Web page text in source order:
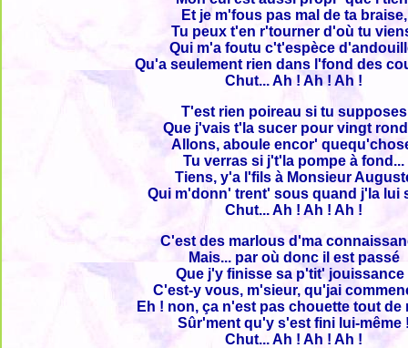
Et je m'fous pas mal de ta braise,
Tu peux t'en r'tourner d'où tu
Qui m'a foutu c't'espèce
Qu'a seulement rien dans l'fond des
Chut... Ah ! Ah ! Ah !
T'est rien poireau si tu supposes
Que j'vais t'la sucer pour vingt
Allons, aboule encor'
Tu verras si j't'la pompe à fond...
Tiens, y'a l'fils à Monsieur
Qui m'donn' trent' sous quand j'la lui
Chut... Ah ! Ah ! Ah !
C'est des marlous d'ma
Mais... par où donc il est passé
Que j'y finisse sa p'tit' jouissance
C'est-y vous, m'sieur, qu'jai
Eh ! non, ça n'est pas chouette tout de
Sûr'ment qu'y s'est fini lui-même
Chut... Ah ! Ah ! Ah !